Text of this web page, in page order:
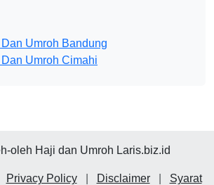
Umroh Bandung
Umroh Cimahi
oleh Haji dan Umroh Laris.biz.id
Privacy Policy Disclaimer
Syarat